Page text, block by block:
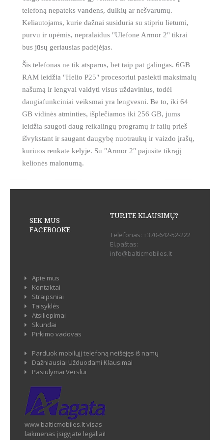
telefoną nepateks vandens, dulkių ar nešvarumų.
Keliautojams, kurie dažnai susiduria su stipriu lietumi,
purvu ir upėmis, nepralaidus "Ulefone Armor 2" tikrai
bus jūsų geriausias padėjėjas.
Šis telefonas ne tik atsparus, bet taip pat galingas. 6GB
RAM leidžia "Helio P25" procesoriui pasiekti maksimalų
našumą ir lengvai valdyti visus uždavinius, todėl
daugiafunkciniai veiksmai yra lengvesni. Be to, iki 64
GB vidinės atminties, išplečiamos iki 256 GB, jums
leidžia saugoti daug reikalingų programų ir failų prieš
išvykstant ir saugant daugybę nuotraukų ir vaizdo įrašų,
kuriuos renkate kelyje. Su "Armor 2" pajusite tikrąjį
kelionės malonumą.
SEK MUS
FACEBOOK`E
TURITE KLAUSIMŲ?
Telefonas: +370-642-52-222
El.paštas:
info@balticmobiles.lt
Apie mus
Kontaktai
Straipsniai
Taisyklės
Atsiliepimai
Skundai
Pirkimo vadovas
Parduok mobilųjį telefoną neišėjęs iš namų
Dažniausiai Užduodami Klausimai
Pasiūlymai Verslui
www.balticmobiles.lt visas
laikmenas įsigyjate legaliai!